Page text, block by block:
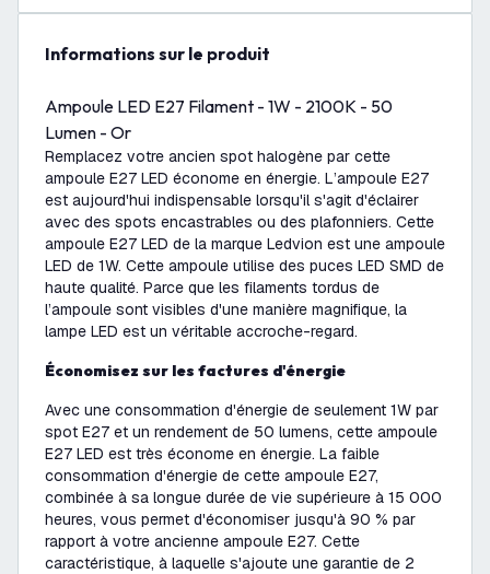
Informations sur le produit
Ampoule LED E27 Filament - 1W - 2100K - 50
Lumen - Or
Remplacez votre ancien spot halogène par cette
ampoule E27 LED économe en énergie. L’ampoule E27
est aujourd'hui indispensable lorsqu'il s'agit d'éclairer
avec des spots encastrables ou des plafonniers. Cette
ampoule E27 LED de la marque Ledvion est une ampoule
LED de 1W. Cette ampoule utilise des puces LED SMD de
haute qualité. Parce que les filaments tordus de
l’ampoule sont visibles d'une manière magnifique, la
lampe LED est un véritable accroche-regard.
Économisez sur les factures d'énergie
Avec une consommation d'énergie de seulement 1W par
spot E27 et un rendement de 50 lumens, cette ampoule
E27 LED est très économe en énergie. La faible
consommation d'énergie de cette ampoule E27,
combinée à sa longue durée de vie supérieure à 15 000
heures, vous permet d'économiser jusqu'à 90 % par
rapport à votre ancienne ampoule E27. Cette
caractéristique, à laquelle s'ajoute une garantie de 2